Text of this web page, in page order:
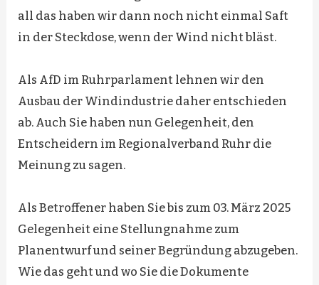
all das haben wir dann noch nicht einmal Saft
in der Steckdose, wenn der Wind nicht bläst.
Als AfD im Ruhrparlament lehnen wir den
Ausbau der Windindustrie daher entschieden
ab. Auch Sie haben nun Gelegenheit, den
Entscheidern im Regionalverband Ruhr die
Meinung zu sagen.
Als Betroffener haben Sie bis zum 03. März 2025
Gelegenheit eine Stellungnahme zum
Planentwurf und seiner Begründung abzugeben.
Wie das geht und wo Sie die Dokumente